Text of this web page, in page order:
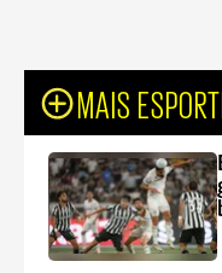
MAIS